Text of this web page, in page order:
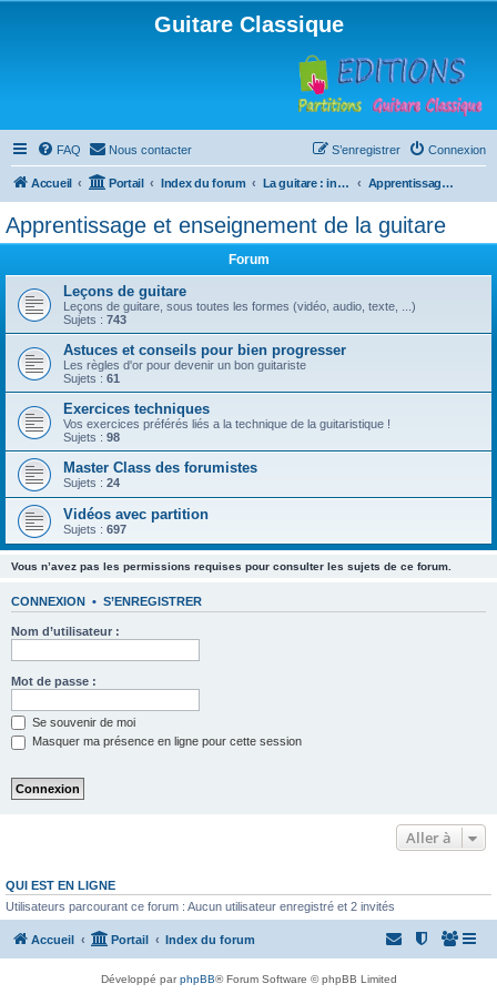
Guitare Classique
FAQ Nous contacter Connexion
S’enregistrer
Accueil Portail Index du forum La guitare : instrument, cours et théorie Apprentissage et enseignement de la guitare
Apprentissage et enseignement de la guitare
Forum
Leçons de guitare
Leçons de guitare, sous toutes les formes (vidéo, audio, texte, ...)
Sujets : 743
Astuces et conseils pour bien progresser
Les règles d'or pour devenir un bon guitariste
Sujets : 61
Exercices techniques
Vos exercices préférés liés a la technique de la guitaristique !
Sujets : 98
Master Class des forumistes
Sujets : 24
Vidéos avec partition
Sujets : 697
Vous n’avez pas les permissions requises pour consulter les sujets de ce forum.
CONNEXION • S’ENREGISTRER
Nom d’utilisateur :
Mot de passe :
Se souvenir de moi
Masquer ma présence en ligne pour cette session
Aller à
QUI EST EN LIGNE
Utilisateurs parcourant ce forum : Aucun utilisateur enregistré et 2 invités
Accueil Portail Index du forum
Développé parphpBB® Forum Software © phpBB Limited